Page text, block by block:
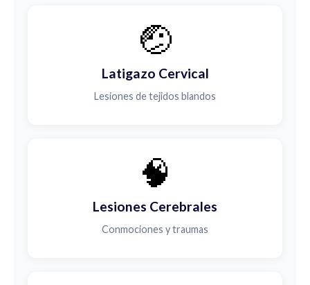
🤕
Latigazo Cervical
Lesiones de tejidos blandos
🧠
Lesiones Cerebrales
Conmociones y traumas